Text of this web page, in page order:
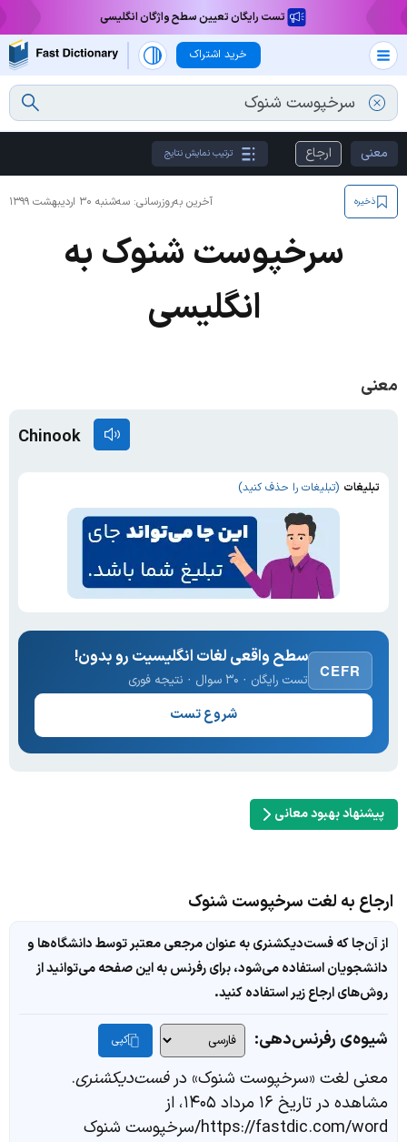
تست رایگان تعیین سطح واژگان انگلیسی
خرید اشتراک
معنی ارجاع ترتیب نمایش نتایج
آخرین به‌روزرسانی: سه‌شنبه ۳۰ اردیبهشت ۱۳۹۹ ذخیره
سرخپوست شنوک به
انگلیسی
معنی
Chinook
تبلیغات (تبلیغات را حذف کنید)
CEFR
سطح واقعی لغات انگلیسیت رو بدون!
تست رایگان · ۳۰ سوال · نتیجه فوری
شروع تست
پیشنهاد بهبود معانی
ارجاع به لغت سرخپوست شنوک
از آن‌جا که فست‌دیکشنری به عنوان مرجعی معتبر توسط دانشگاه‌ها و
دانشجویان استفاده می‌شود، برای رفرنس به این صفحه می‌توانید از
روش‌های ارجاع زیر استفاده کنید.
شیوه‌ی رفرنس‌دهی: کپی
معنی لغت «سرخپوست شنوک» درفست‌دیکشنری.
مشاهده در تاریخ ۱۶ مرداد ۱۴۰۵، از
https://fastdic.com/word/سرخپوست شنوک